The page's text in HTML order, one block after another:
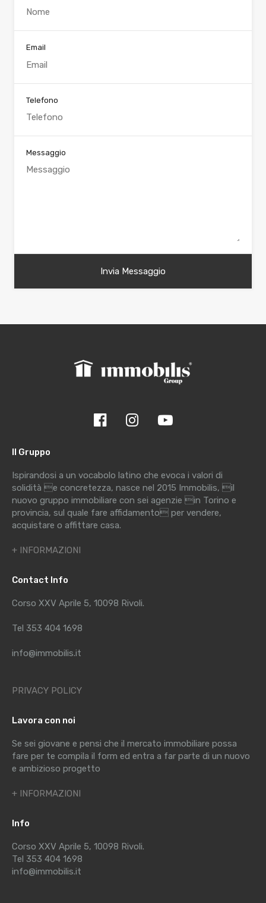
Email
Telefono
Messaggio
Il Gruppo
Ispirandosi a un vocabolo latino che evoca i valori di
solidità e concretezza, nasce nel 2015 Immobilis, il
nuovo gruppo immobiliare con sei agenzie in Torino e
provincia, sul quale fare affidamento per vendere,
acquistare o affittare casa.
+ INFORMAZIONI
Contact Info
Corso XXV Aprile 5, 10098 Rivoli.
Tel 353 404 1698
info@immobilis.it
PRIVACY POLICY
Lavora con noi
Se sei giovane e pensi che il mercato immobiliare possa
fare per te compila il form ed entra a far parte di un nuovo
e ambizioso progetto
+ INFORMAZIONI
Info
Corso XXV Aprile 5, 10098 Rivoli.
Tel 353 404 1698
info@immobilis.it